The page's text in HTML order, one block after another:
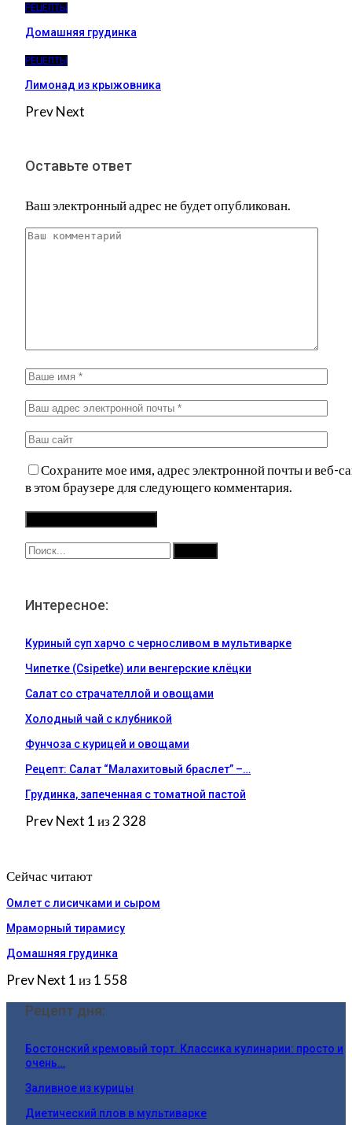
РЕЦЕПТЫ
Домашняя грудинка
РЕЦЕПТЫ
Лимонад из крыжовника
PrevNext
Оставьте ответ
Ваш электронный адрес не будет опубликован.
Сохраните мое имя, адрес электронной почты и веб-
в этом браузере для следующего комментария.
Интересное:
Куриный суп харчо с черносливом в мультиварке
Чипетке (Csipetke) или венгерские клёцки
Салат со страчателлой и овощами
Холодный чай с клубникой
Фунчоза с курицей и овощами
Рецепт: Салат “Малахитовый браслет” –…
Грудинка, запеченная с томатной пастой
PrevNext 1 из 2 328
Сейчас читают
Омлет с лисичками и сыром
Мраморный тирамису
Домашняя грудинка
PrevNext 1 из 1 558
Рецепт дня:
Бостонский кремовый торт. Классика кулинарии: просто и
очень…
Заливное из курицы
Диетический плов в мультиварке